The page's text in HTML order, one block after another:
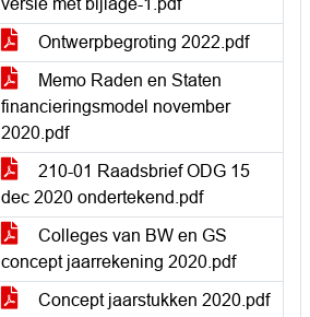
versie met bijlage-1.pdf
Ontwerpbegroting 2022.pdf
Memo Raden en Staten
financieringsmodel november
2020.pdf
210-01 Raadsbrief ODG 15
dec 2020 ondertekend.pdf
Colleges van BW en GS
concept jaarrekening 2020.pdf
Concept jaarstukken 2020.pdf